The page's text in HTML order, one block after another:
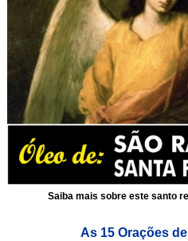
Saiba mais sobre este santo
As 15 Orações